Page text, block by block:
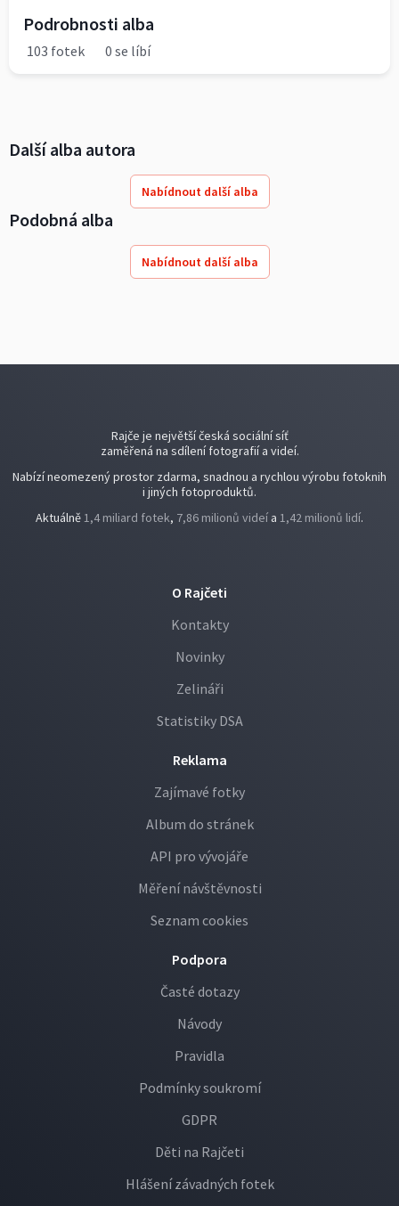
Podrobnosti alba
103 fotek 0 se líbí
Další alba autora
Nabídnout další alba
Podobná alba
Nabídnout další alba
Rajče je největší česká sociální síť
zaměřená na sdílení fotografií a videí.
Nabízí neomezený prostor zdarma, snadnou a rychlou výrobu fotoknih
i jiných fotoproduktů.
Aktuálně1,4 miliard fotek, 7,86 milionů videí a 1,42 milionů lidí.
O Rajčeti
Kontakty
Novinky
Zelináři
Statistiky DSA
Reklama
Zajímavé fotky
Album do stránek
API pro vývojáře
Měření návštěvnosti
Seznam cookies
Podpora
Časté dotazy
Návody
Pravidla
Podmínky soukromí
GDPR
Děti na Rajčeti
Hlášení závadných fotek